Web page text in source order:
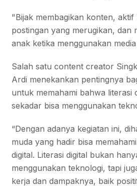
"Bijak membagikan konten, aktif
postingan yang merugikan, dan
anak ketika menggunakan
Salah satu content creator
Ardi menekankan pentingnya
untuk memahami bahwa literasi
sekadar bisa menggunakan
“Dengan adanya kegiatan ini,
muda yang hadir bisa
digital. Literasi digital bukan
menggunakan teknologi, tapi
kerja dan dampaknya, baik